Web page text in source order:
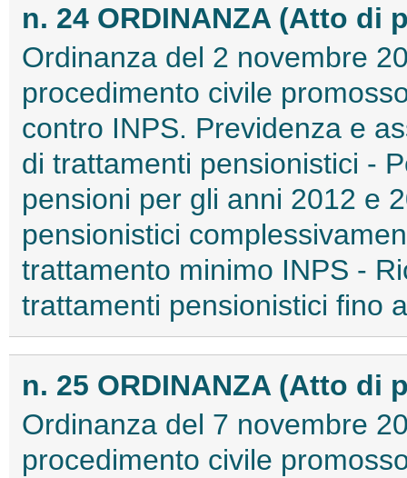
n. 24 ORDINANZA (Atto di
Ordinanza del 2 novembre
procedimento civile
contro INPS. Previdenza e
di trattamenti pensionistici -
pensioni per gli anni 2012 e
pensionistici
trattamento minimo INPS -
trattamenti pensionistici fino
n. 25 ORDINANZA (Atto di
Ordinanza del 7 novembre
procedimento civile